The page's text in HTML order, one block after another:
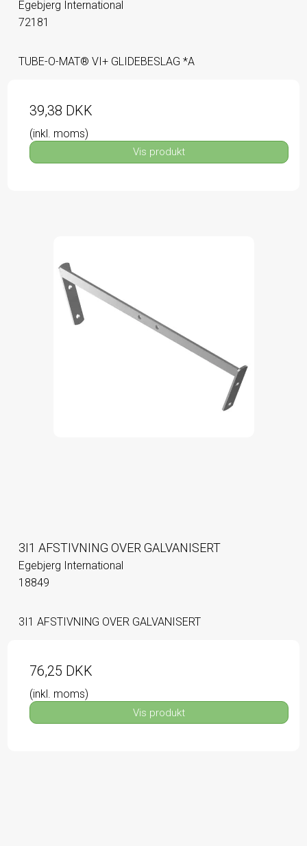
Egebjerg International
72181
TUBE-O-MAT® VI+ GLIDEBESLAG *A
39,38 DKK
(inkl. moms)
Vis produkt
3I1 AFSTIVNING OVER GALVANISERT
Egebjerg International
18849
3I1 AFSTIVNING OVER GALVANISERT
76,25 DKK
(inkl. moms)
Vis produkt